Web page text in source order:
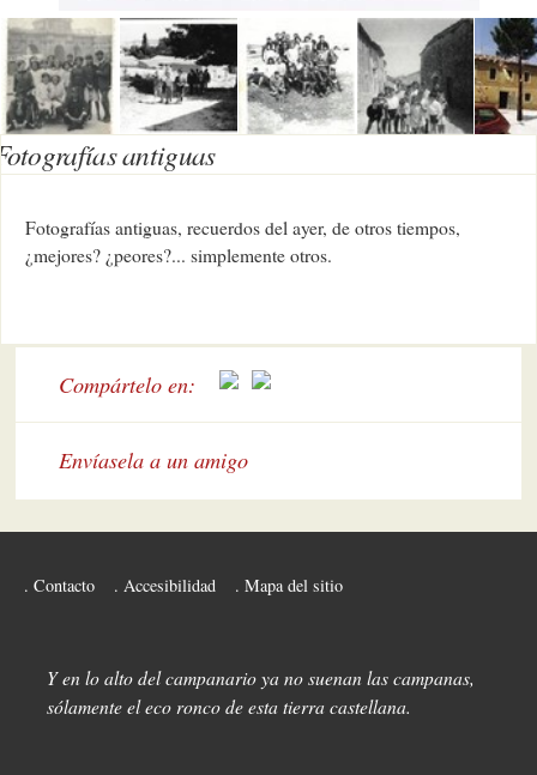
antiguas
Fotografías antiguas, recuerdos del ayer, de otros tiempos,
¿mejores? ¿peores?... simplemente otros.
Compártelo en:
Envíasela a un amigo
Contacto Accesibilidad Mapa del sitio
Y en lo alto del campanario ya no suenan las campanas,
sólamente el eco ronco de esta tierra castellana.